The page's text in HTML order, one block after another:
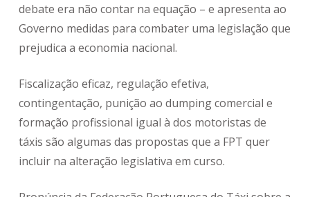
debate era não contar na equação – e apresenta ao
Governo medidas para combater uma legislação que
prejudica a economia nacional.
Fiscalização eficaz, regulação efetiva,
contingentação, punição ao dumping comercial e
formação profissional igual à dos motoristas de
táxis são algumas das propostas que a FPT quer
incluir na alteração legislativa em curso.